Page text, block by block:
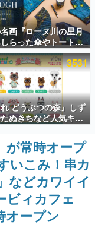
作時のエピソードをお
とは何か？を探ってい
本』は、〈試験問題〉
う若きクリエイター達
探っていきます。
んに取材し、ゲームが
に与えた影響を探る企
要なトピック・タイト
タビューや識者による
きる決定版！
画『ローヌ川の星月
らった傘やトートバ
登場。8月7日21時よ
定で予約販売
3531
れ どうぶつの森』しず
ぬきちなど人気キャ
フロッキードールが9
開始。「とたけけ」や
まる」も
が常時オープ
いこみ！串カ
などカワイイ
ビィカフェ
オープン